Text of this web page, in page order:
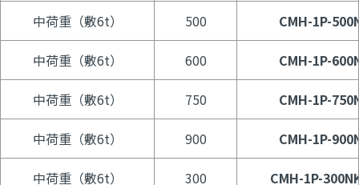
中荷重（敷6t） 500 CMH-1P-
中荷重（敷6t） 600 CMH-1P-
中荷重（敷6t） 750 CMH-1P-
中荷重（敷6t） 900 CMH-1P-
中荷重（敷6t） 300 CMH-1P-